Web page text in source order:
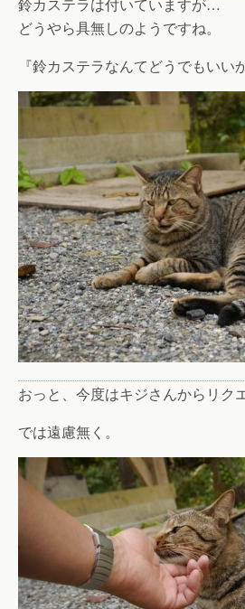
どうやら具無しのようですね。
『鈴カステラなんてどうでもいい
おっと、今度はキジさんからリク
では遠慮無く。